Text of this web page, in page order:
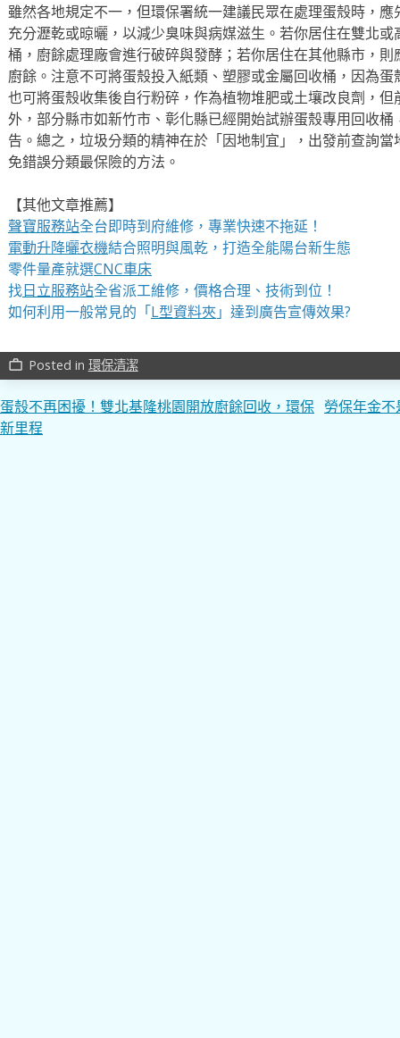
雖然各地規定不一，但環保署統一建議民眾在處理蛋殼時，
充分瀝乾或晾曬，以減少臭味與病媒滋生。若你居住在雙北
桶，廚餘處理廠會進行破碎與發酵；若你居住在其他縣市，
廚餘。注意不可將蛋殼投入紙類、塑膠或金屬回收桶，因為
也可將蛋殼收集後自行粉碎，作為植物堆肥或土壤改良劑，
外，部分縣市如新竹市、彰化縣已經開始試辦蛋殼專用回收
告。總之，垃圾分類的精神在於「因地制宜」，出發前查詢
免錯誤分類最保險的方法。
【其他文章推薦】
聲寶服務站全台即時到府維修，專業快速不拖延！
電動升降曬衣機結合照明與風乾，打造全能陽台新生態
零件量產就選CNC車床
找日立服務站全省派工維修，價格合理、技術到位！
如何利用一般常見的「L型資料夾」達到廣告宣傳效果?
work_outline Posted in 環保清潔
文
章
蛋殼不再困擾！雙北基隆桃園開放廚餘回收，環保
新里程
勞保年金